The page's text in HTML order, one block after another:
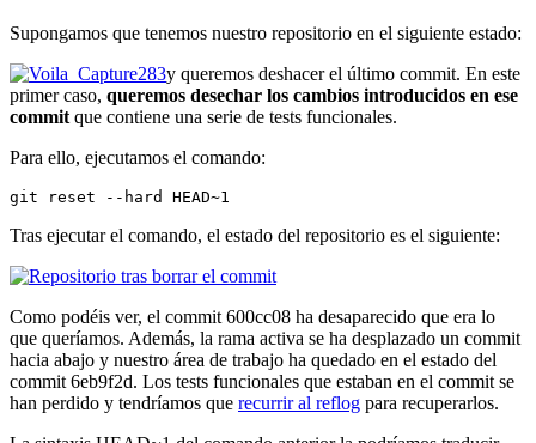
Supongamos que tenemos nuestro repositorio en el siguiente estado:
y queremos deshacer el último commit. En este
primer caso, queremos desechar los cambios introducidos en ese
commit que contiene una serie de tests funcionales.
Para ello, ejecutamos el comando:
git reset --hard HEAD~1
Tras ejecutar el comando, el estado del repositorio es el siguiente:
Como podéis ver, el commit 600cc08 ha desaparecido que era lo
que queríamos. Además, la rama activa se ha desplazado un commit
hacia abajo y nuestro área de trabajo ha quedado en el estado del
commit 6eb9f2d. Los tests funcionales que estaban en el commit se
han perdido y tendríamos que recurrir al reflog para recuperarlos.